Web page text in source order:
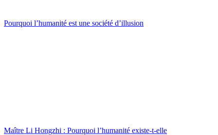
Pourquoi l’humanité est une société d’illusion
Maître Li Hongzhi : Pourquoi l’humanité existe-t-elle